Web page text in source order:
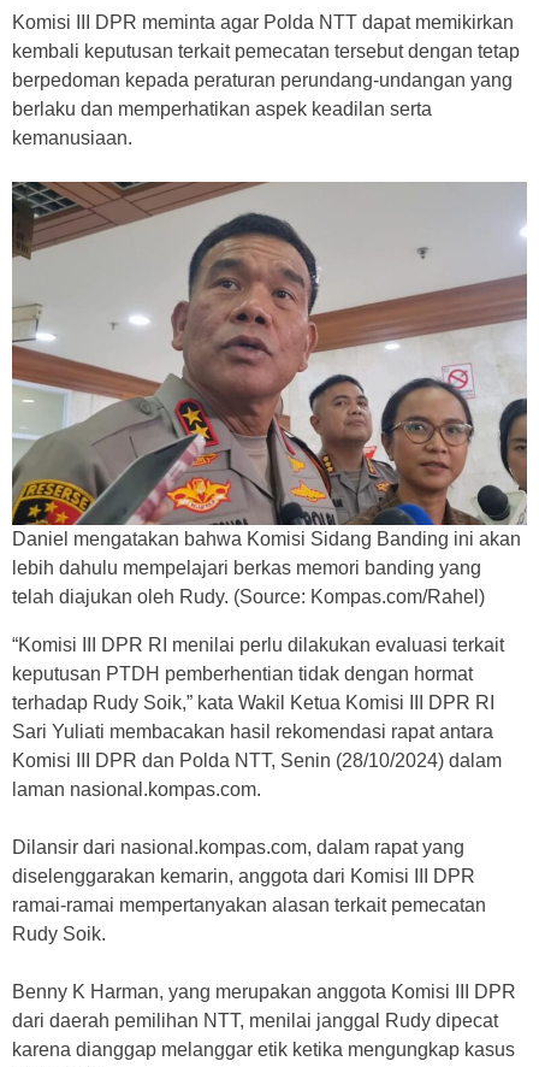
Komisi III DPR meminta agar Polda NTT dapat memikirkan
kembali keputusan terkait pemecatan tersebut dengan tetap
berpedoman kepada peraturan perundang-undangan yang
berlaku dan memperhatikan aspek keadilan serta
kemanusiaan.
Daniel mengatakan bahwa Komisi Sidang Banding ini akan
lebih dahulu mempelajari berkas memori banding yang
telah diajukan oleh Rudy. (Source: Kompas.com/Rahel)
“Komisi III DPR RI menilai perlu dilakukan evaluasi terkait
keputusan PTDH pemberhentian tidak dengan hormat
terhadap Rudy Soik,” kata Wakil Ketua Komisi III DPR RI
Sari Yuliati membacakan hasil rekomendasi rapat antara
Komisi III DPR dan Polda NTT, Senin (28/10/2024) dalam
laman nasional.kompas.com.
Dilansir dari nasional.kompas.com, dalam rapat yang
diselenggarakan kemarin, anggota dari Komisi III DPR
ramai-ramai mempertanyakan alasan terkait pemecatan
Rudy Soik.
Benny K Harman, yang merupakan anggota Komisi III DPR
dari daerah pemilihan NTT, menilai janggal Rudy dipecat
karena dianggap melanggar etik ketika mengungkap kasus